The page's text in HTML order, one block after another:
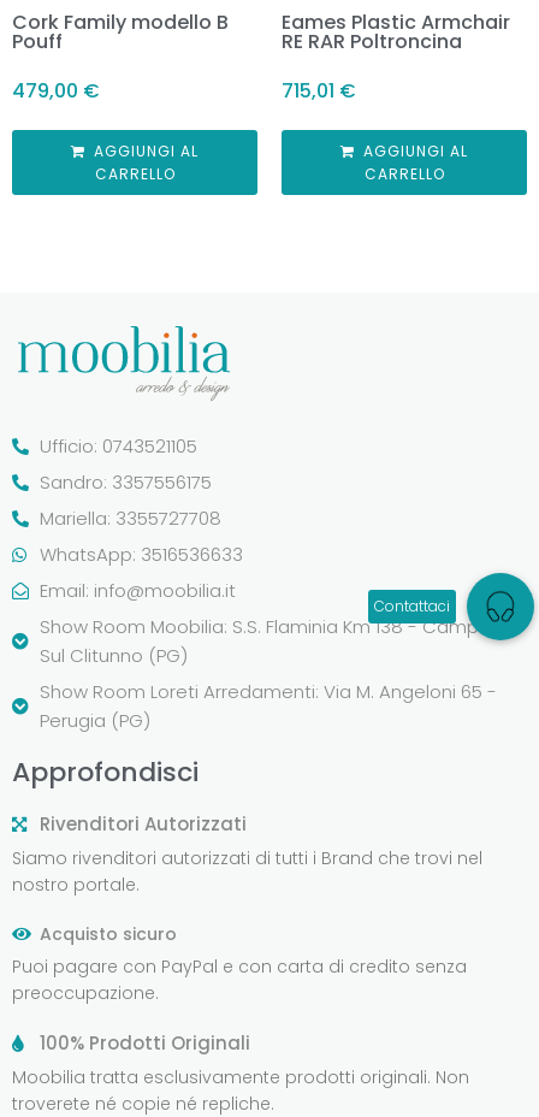
Cork Family modello B
Pouff
479,00 €
AGGIUNGI AL
CARRELLO
Eames Plastic Armchair
RE RAR Poltroncina
715,01 €
AGGIUNGI AL
CARRELLO
Ufficio: 0743521105
Sandro: 3357556175
Mariella: 3355727708
WhatsApp: 3516536633
Email: info@moobilia.it
Show Room Moobilia: S.S. Flaminia Km 138 - Campello
Sul Clitunno (PG)
Show Room Loreti Arredamenti: Via M. Angeloni 65 -
Perugia (PG)
Approfondisci
Rivenditori Autorizzati
Siamo rivenditori autorizzati di tutti i Brand che trovi nel
nostro portale.
Acquisto sicuro
Puoi pagare con PayPal e con carta di credito senza
preoccupazione.
100% Prodotti Originali
Moobilia tratta esclusivamente prodotti originali. Non
troverete né copie né repliche.